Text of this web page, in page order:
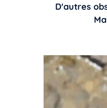
D'autres